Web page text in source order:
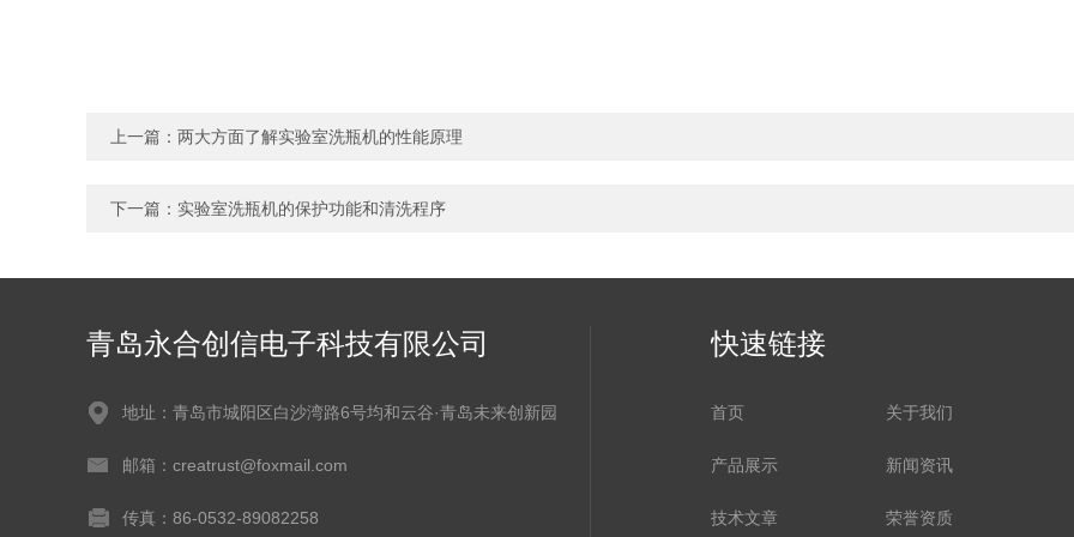
上一篇： 两大方面了解实验室洗瓶机的性能原理
下一篇： 实验室洗瓶机的保护功能和清洗程序
青岛永合创信电子科技有限公司
地址：青岛市城阳区白沙湾路6号均和云谷·青岛未来创新园
邮箱：creatrust@foxmail.com
传真：86-0532-89082258
快速链接
首页 关于我们
产品展示 新闻资讯
技术文章 荣誉资质